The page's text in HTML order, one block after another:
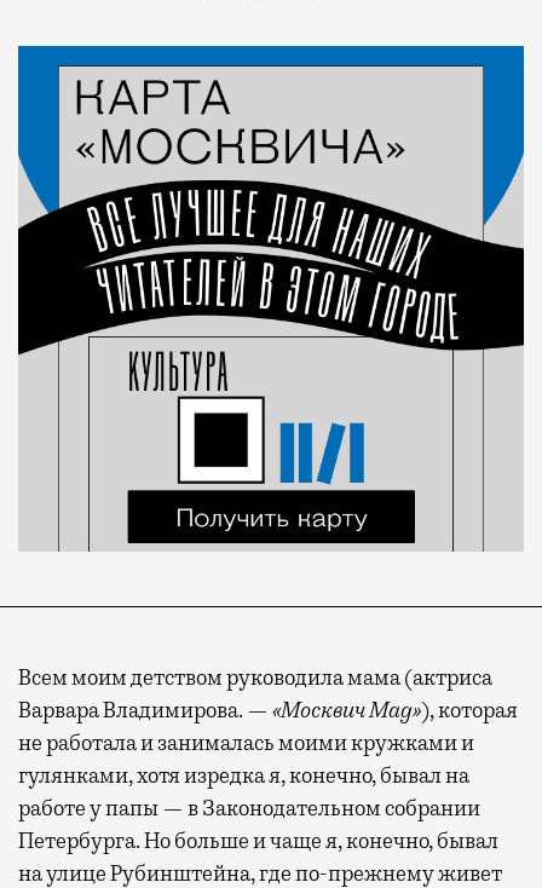
Всем моим детством руководила мама (актриса
Варвара Владимирова. — «Москвич Mag»), которая
не работала и занималась моими кружками и
гулянками, хотя изредка я, конечно, бывал на
работе у папы — в Законодательном собрании
Петербурга. Но больше и чаще я, конечно, бывал
на улице Рубинштейна, где по-прежнему живет